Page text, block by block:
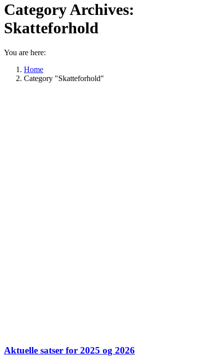
Category Archives:
Skatteforhold
You are here:
Home
Category "Skatteforhold"
Aktuelle satser for 2025 og 2026